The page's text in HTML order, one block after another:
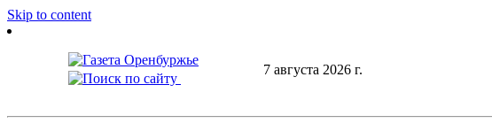
Skip to content
7 августа 2026 г.